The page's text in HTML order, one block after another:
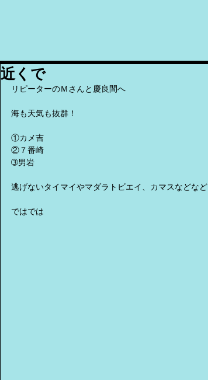
近くで
リピーターのＭさんと慶良間へ
海も天気も抜群！
①カメ吉
②７番崎
➂男岩
逃げないタイマイやマダラトビエイ、カマスなどなど
ではでは